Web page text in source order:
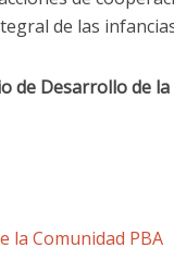
de las
de Desarrollo de la
la Comunidad PBA